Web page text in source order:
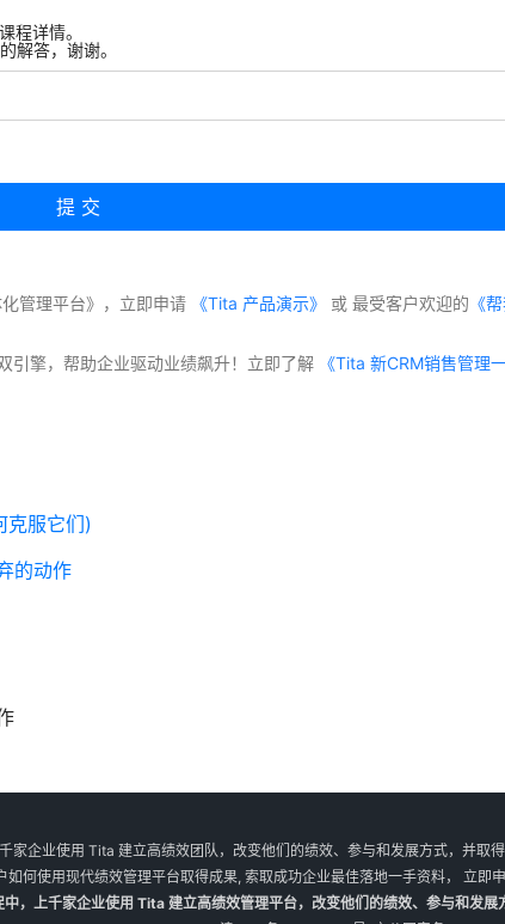
程详情。
解答，谢谢。
管理平台》，立即申请 《Tita 产品演示》 或 最受客户欢迎的 《
引擎，帮助企业驱动业绩飙升！立即了解
克服它们)
的动作
家企业使用 Tita 建立高绩效团队，改变他们的绩效、参与和发展方式，并取得
如何使用现代绩效管理平台取得成果, 索取成功企业最佳落地一手资料， 立即
中，上千家企业使用 Tita 建立高绩效管理平台，改变他们的绩效、参与和发